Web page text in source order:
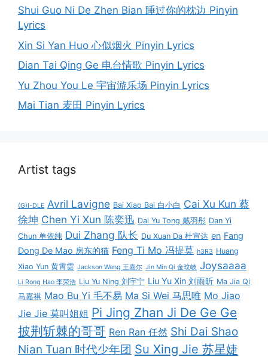
Shui Guo Ni De Zhen Bian 睡过你的枕边 Pinyin
Lyrics
Xin Si Yan Huo 心似烟火 Pinyin Lyrics
Dian Tai Qing Ge 电台情歌 Pinyin Lyrics
Yu Zhou You Le 宇宙游乐场 Pinyin Lyrics
Mai Tian 麦田 Pinyin Lyrics
Artist tags
(G)I-DLE Avril Lavigne Bai Xiao Bai 白小白 Cai Xu Kun 蔡
徐坤 Chen Yi Xun 陈奕迅 Dai Yu Tong 戴羽彤 Dan Yi
Chun 单依纯 Dui Zhang 队长 Du Xuan Da 杜宣达 en Fang
Dong De Mao 房东的猫 Feng Ti Mo 冯提莫 h3R3 Huang
Xiao Yun 黄霄雲 Jackson Wang 王嘉尔 Jin Min Qi 金玟岐 Joysaaaa
Li Rong Hao 李荣浩 Liu Yu Ning 刘宇宁 Liu Yu Xin 刘雨昕 Ma Jia Qi
马嘉祺 Mao Bu Yi 毛不易 Ma Si Wei 马思唯 Mo Jiao
Jie Jie 莫叫姐姐 Pi Jing Zhan Ji De Ge Ge
披荆斩棘的哥哥 Ren Ran 任然 Shi Dai Shao
Nian Tuan 时代少年团 Su Xing Jie 苏星婕